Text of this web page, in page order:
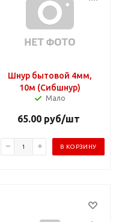
Шнур бытовой 4мм,
10м (Сибшнур)
Мало
65.00 руб/шт
В КОРЗИНУ